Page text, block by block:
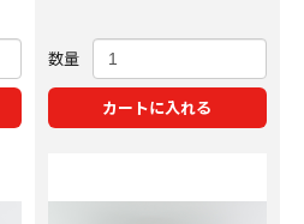
数量
カートに入れる